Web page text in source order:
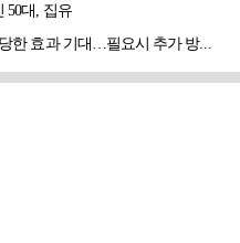
50대, 집유
[속보] 김용범, 레버리지 대책에 '상당한 효과 기대…필요시 추가 방안도 검토'